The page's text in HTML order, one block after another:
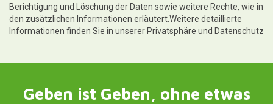
Berichtigung und Löschung der Daten sowie weitere Rechte, wie in
den zusätzlichen Informationen erläutert.Weitere detaillierte
Informationen finden Sie in unserer Privatsphäre und Datenschutz
Geben ist Geben, ohne etwas